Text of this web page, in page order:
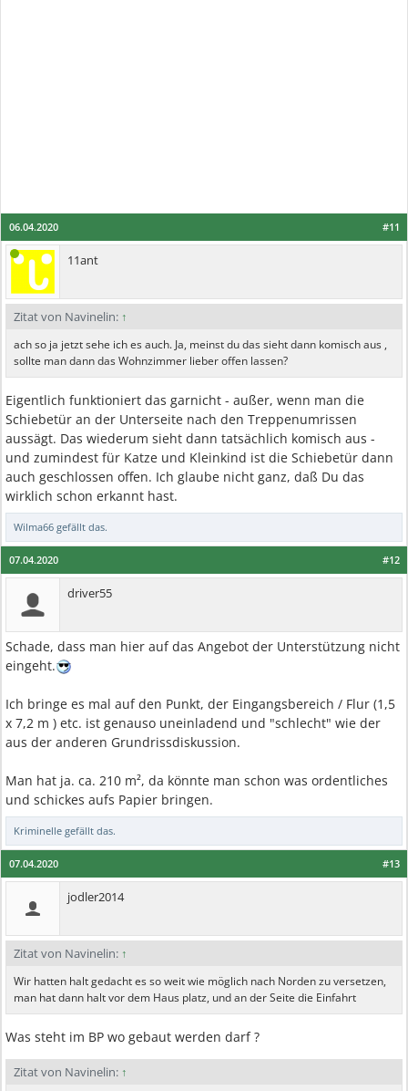
#11
06.04.2020
11ant
Zitat von Navinelin: ↑
ach so ja jetzt sehe ich es auch. Ja, meinst du das sieht dann komisch aus ,
sollte man dann das Wohnzimmer lieber offen lassen?
Eigentlich funktioniert das garnicht - außer, wenn man die
Schiebetür an der Unterseite nach den Treppenumrissen
aussägt. Das wiederum sieht dann tatsächlich komisch aus -
und zumindest für Katze und Kleinkind ist die Schiebetür dann
auch geschlossen offen. Ich glaube nicht ganz, daß Du das
wirklich schon erkannt hast.
Wilma66 gefällt das.
#12
07.04.2020
driver55
Schade, dass man hier auf das Angebot der Unterstützung nicht
eingeht.
Ich bringe es mal auf den Punkt, der Eingangsbereich / Flur (1,5
x 7,2 m ) etc. ist genauso uneinladend und "schlecht" wie der
aus der anderen Grundrissdiskussion.
Man hat ja. ca. 210 m², da könnte man schon was ordentliches
und schickes aufs Papier bringen.
Kriminelle gefällt das.
#13
07.04.2020
jodler2014
Zitat von Navinelin: ↑
Wir hatten halt gedacht es so weit wie möglich nach Norden zu versetzen,
man hat dann halt vor dem Haus platz, und an der Seite die Einfahrt
Was steht im BP wo gebaut werden darf ?
Zitat von Navinelin: ↑